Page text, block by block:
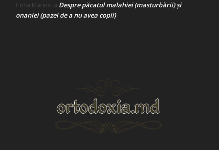
Crina Marina la Despre păcatul malahiei (masturbării) şi
onaniei (pazei de a nu avea copii)